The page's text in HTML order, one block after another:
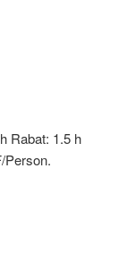
Rabat: 1.5 h
Person.